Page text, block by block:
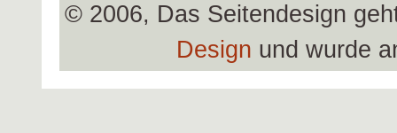
© 2006, Das Seitendesign
Design und wurde